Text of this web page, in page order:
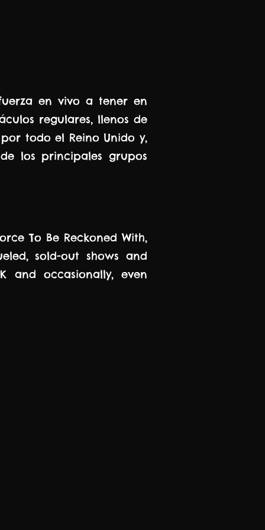
en vivo a tener en
regulares, llenos de
todo el Reino Unido y,
los principales grupos
To Be Reckoned With,
sold-out shows and
and occasionally, even